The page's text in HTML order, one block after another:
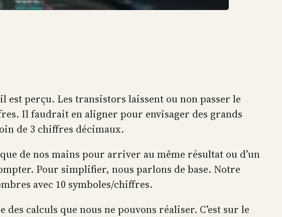
est perçu. Les transistors laissent ou non passer le
Il faudrait en aligner pour envisager des grands
de 3 chiffres décimaux.
que de nos mains pour arriver au même résultat ou d’un
Pour simplifier, nous parlons de base. Notre
avec 10 symboles/chiffres.
calculs que nous ne pouvons réaliser. C’est sur le